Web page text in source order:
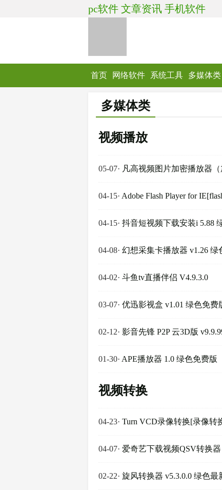
pc软件 文章资讯 手机软件
首页 网络软件 系统工具 多媒体类
多媒体类
视频播放
05-07· 凡高视频图片加密播放器
04-15· Adobe Flash Player for
04-15· 抖音短视频下载安装i 5.88
04-08· 幻想采集卡播放器 v1.26 绿
04-02· 斗鱼tv直播伴侣 V4.9.3.0
03-07· 优迅影视盒 v1.01 绿色免费
02-12· 影音先锋 P2P 云3D版
01-30· APE播放器 1.0 绿色免费版
视频转换
04-23· Turn VCD录像转换[录像转
04-07· 爱奇艺下载视频QSV转换
02-22· 旋风转换器 v5.3.0.0 绿色最